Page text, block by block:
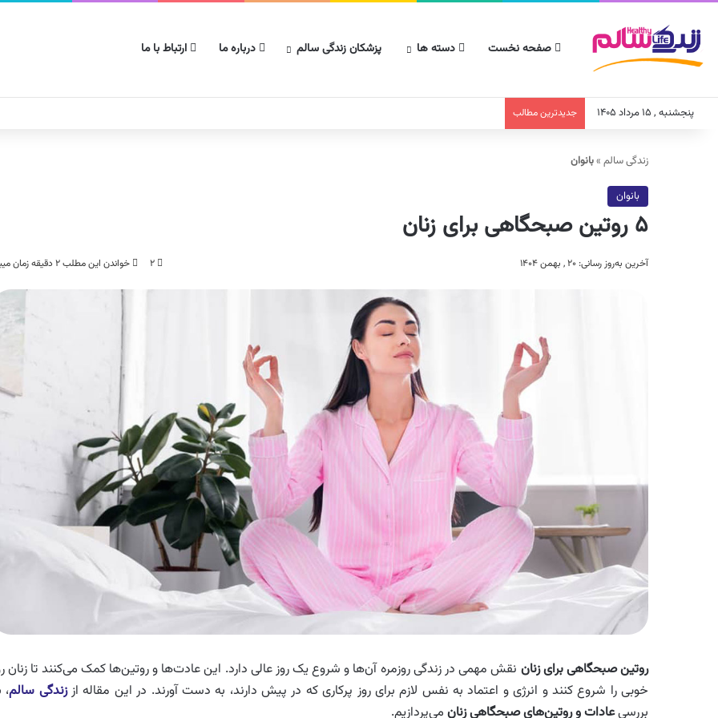
صفحه نخست دسته ها پزشکان زندگی سالم درباره ما ارتباط با ما
پنجشنبه , ۱۵ مرداد ۱۴۰۵ جدیدترین مطالب
زندگی سالم »بانوان
بانوان
۵ روتین صبحگاهی برای زنان
آخرین به‌روز رسانی: ۲۰ , بهمن ۱۴۰۴ ۲ خواندن این مطلب ۲ دقیقه زمان میبرد
روتین صبحگاهی برای زنان نقش مهمی در زندگی روزمره آن‌ها و شروع یک روز عالی دارد. این عادت‌ها و روتین‌ها کمک می‌کنند تا زنان
خوبی را شروع کنند و انرژی و اعتماد به‌ نفس لازم برای روز پرکاری که در پیش دارند، به دست آورند. در این مقاله اززندگی سالم،
بررسیعادات و روتین‌های صبحگاهی زنان می‌پردازیم.